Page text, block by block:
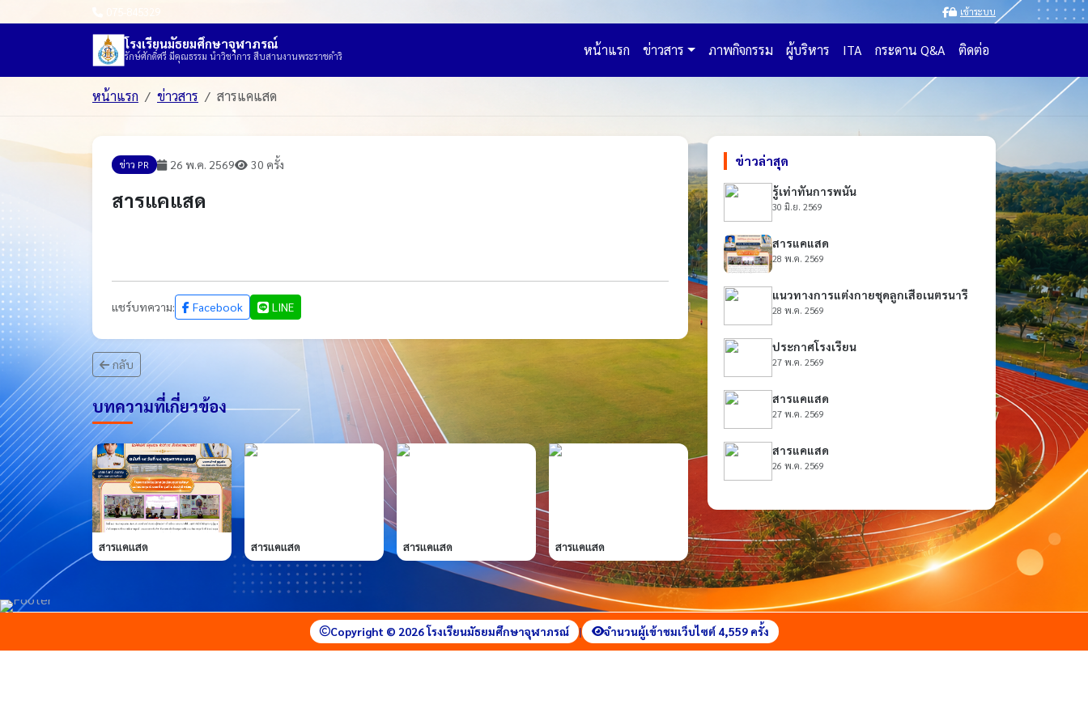
เข้าระบบ
โรงเรียนมัธยมศึกษาจุฬาภรณ์
รักษ์ศักดิ์ศรี มีคุณธรรม นำวิชาการ สืบสานงานพระราชดำริ หน้าแรก ข่าวสาร ภาพกิจกรรม ผู้บริหาร ITA กระดาน Q&A ติดต่อ
หน้าแรก ข่าวสาร สารแคแสด
ข่าว PR 26 พ.ค. 2569 30 ครั้ง
สารแคแสด
แชร์บทความ: Facebook LINE
กลับ
บทความที่เกี่ยวข้อง
สารแคแสด สารแคแสด สารแคแสด สารแคแสด
ข่าวล่าสุด
รู้เท่าทันการพนัน
30 มิ.ย. 2569
สารแคแสด
28 พ.ค. 2569
แนวทางการแต่งกายชุดลูกเสือเนตรนารี
28 พ.ค. 2569
ประกาศโรงเรียน
27 พ.ค. 2569
สารแคแสด
27 พ.ค. 2569
สารแคแสด
26 พ.ค. 2569
Copyright © 2026 โรงเรียนมัธยมศึกษาจุฬาภรณ์ | จำนวนผู้เข้าชมเว็บไซต์ 4,559 ครั้ง